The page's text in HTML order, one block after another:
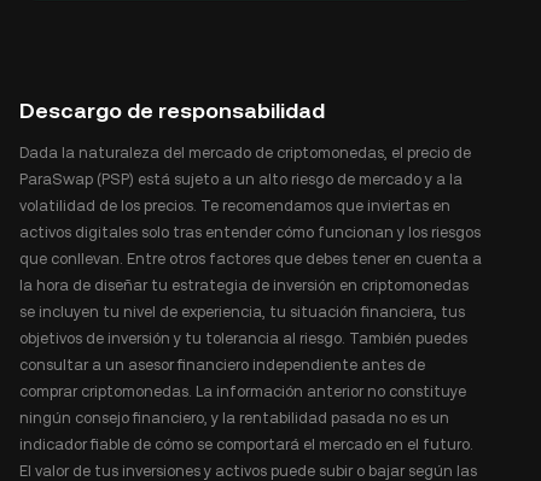
Descargo de responsabilidad
Dada la naturaleza del mercado de criptomonedas, el precio de
ParaSwap (PSP) está sujeto a un alto riesgo de mercado y a la
volatilidad de los precios. Te recomendamos que inviertas en
activos digitales solo tras entender cómo funcionan y los riesgos
que conllevan. Entre otros factores que debes tener en cuenta a
la hora de diseñar tu estrategia de inversión en criptomonedas
se incluyen tu nivel de experiencia, tu situación financiera, tus
objetivos de inversión y tu tolerancia al riesgo. También puedes
consultar a un asesor financiero independiente antes de
comprar criptomonedas. La información anterior no constituye
ningún consejo financiero, y la rentabilidad pasada no es un
indicador fiable de cómo se comportará el mercado en el futuro.
El valor de tus inversiones y activos puede subir o bajar según las